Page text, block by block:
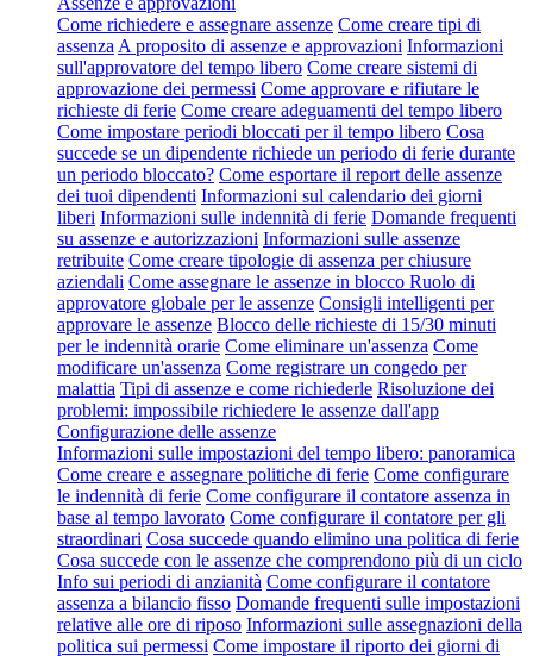
Come richiedere e assegnare assenze Come creare tipi di
assenza A proposito di assenze e approvazioni Informazioni
sull'approvatore del tempo libero Come creare sistemi di
approvazione dei permessi Come approvare e rifiutare le
richieste di ferie Come creare adeguamenti del tempo libero
Come impostare periodi bloccati per il tempo libero Cosa
succede se un dipendente richiede un periodo di ferie durante
un periodo bloccato? Come esportare il report delle assenze
dei tuoi dipendenti Informazioni sul calendario dei giorni
liberi Informazioni sulle indennità di ferie Domande frequenti
su assenze e autorizzazioni Informazioni sulle assenze
retribuite Come creare tipologie di assenza per chiusure
aziendali Come assegnare le assenze in blocco Ruolo di
approvatore globale per le assenze Consigli intelligenti per
approvare le assenze Blocco delle richieste di 15/30 minuti
per le indennità orarie Come eliminare un'assenza Come
modificare un'assenza Come registrare un congedo per
malattia Tipi di assenze e come richiederle Risoluzione dei
problemi: impossibile richiedere le assenze dall'app
Configurazione delle assenze
Informazioni sulle impostazioni del tempo libero: panoramica
Come creare e assegnare politiche di ferie Come configurare
le indennità di ferie Come configurare il contatore assenza in
base al tempo lavorato Come configurare il contatore per gli
straordinari Cosa succede quando elimino una politica di ferie
Cosa succede con le assenze che comprendono più di un ciclo
Info sui periodi di anzianità Come configurare il contatore
assenza a bilancio fisso Domande frequenti sulle impostazioni
relative alle ore di riposo Informazioni sulle assegnazioni della
politica sui permessi Come impostare il riporto dei giorni di